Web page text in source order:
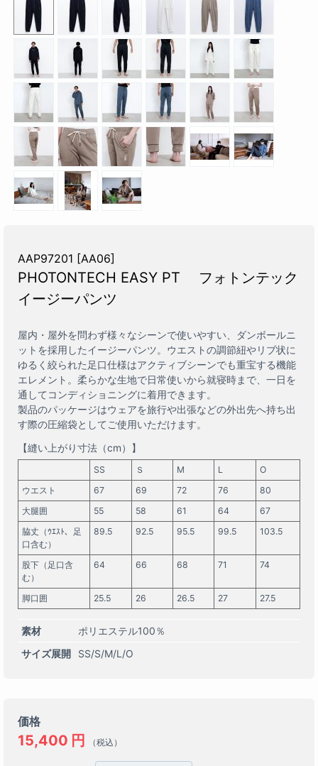
AAP97201 [AA06]
PHOTONTECH EASY PT フォトンテック
イージーパンツ
屋内・屋外を問わず様々なシーンで使いやすい、ダンボールニ
ットを採用したイージーパンツ。ウエストの調節紐やリブ状に
ゆるく絞られた足口仕様はアクティブシーンでも重宝する機能
エレメント。柔らかな生地で日常使いから就寝時まで、一日を
通してコンディショニングに着用できます。
製品のパッケージはウェアを旅行や出張などの外出先へ持ち出
す際の圧縮袋としてご使用いただけます。
【縫い上がり寸法（cm） 】
SS Ｓ M L
O
ウエスト
67 69 72 76
80
大腿囲
55 58 61 64
67
脇丈（ｳｴｽﾄ、足
口含む）
89.5 92.5 95.5 99.5 103.5
股下（足口含
む）
64 66 68 71 74
脚口囲 25.5 26 26.5 27 27.5
素材
ポリエステル100％
サイズ展開
SS/S/M/L/O
価格
15,400 円 （税込）